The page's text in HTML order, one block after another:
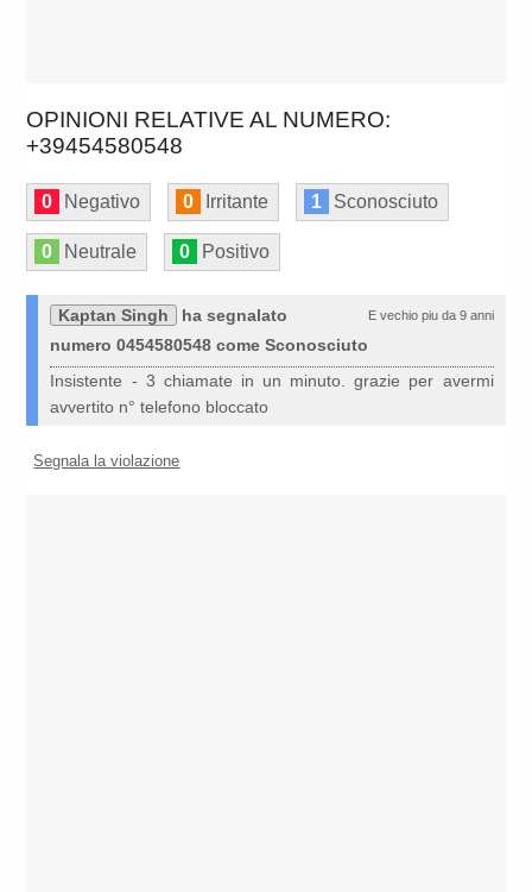
OPINIONI RELATIVE AL NUMERO:
+39454580548
0 Negativo 0 Irritante 1 Sconosciuto
0 Neutrale 0 Positivo
E vechio piu da 9 anni
Kaptan Singh
ha segnalato
numero 0454580548 come Sconosciuto
Insistente - 3 chiamate in un minuto. grazie per avermi
avvertito n° telefono bloccato
Segnala la violazione